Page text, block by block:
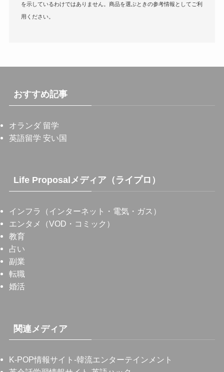
を示しているわけではありません。商品を選ぶときの参考情報としてご利
用ください。
おすすめ記事
オランダ 留学
英語留学 安い国
Life Proposalメディア（ライプロ）
インフラ（インターネット・電気・ガス）
エンタメ（VOD・コミック）
教育
占い
副業
転職
婚活
関連メディア
K-POP情報サイト -韓流エンターテインメント